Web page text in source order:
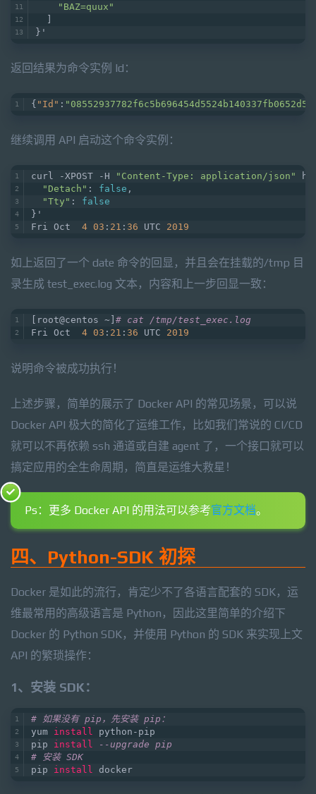
"BAZ=quux"
}'
返回结果为命令实例 Id：
{ "Id" :
继续调用 API 启动这个命令实例：
curl -XPOST -H "Content-Type: application/json"
"Detach" : false ,
"Tty" : false
}'
Fri Oct 4 03 : 21 : 36 UTC 2019
如上返回了一个 date 命令的回显，并且会在挂载的/tmp 目
录生成 test_exec.log 文本，内容和上一步回显一致：
[root@centos ~] # cat /tmp/test_exec.log
Fri Oct 4 03 : 21 : 36 UTC 2019
说明命令被成功执行！
上述步骤，简单的展示了 Docker API 的常见场景，可以说
Docker API 极大的简化了运维工作，比如我们常说的 CI/CD
就可以不再依赖 ssh 通道或自建 agent 了，一个接口就可以
搞定应用的全生命周期，简直是运维大救星！
Ps：更多 Docker API 的用法可以参考官方文档。
四、Python-SDK 初探
Docker 是如此的流行，肯定少不了各语言配套的 SDK，运
维最常用的高级语言是 Python，因此这里简单的介绍下
Docker 的 Python SDK，并使用 Python 的 SDK 来实现上文
API 的繁琐操作：
1、安装 SDK：
# 如果没有 pip，先安装 pip：
yum install python-pip
pip install
--upgrade pip
# 安装 SDK
pip install docker